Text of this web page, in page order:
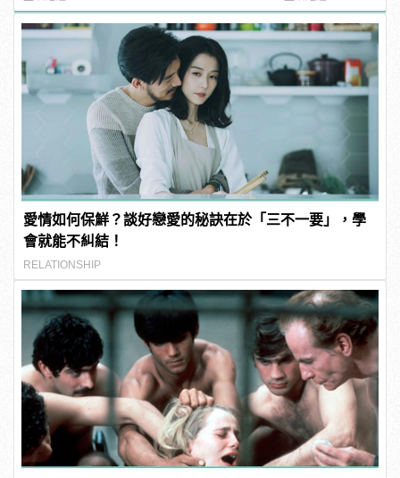
愛情如何保鮮？談好戀愛的秘訣在於「三不一要」，學
會就能不糾結！
RELATIONSHIP